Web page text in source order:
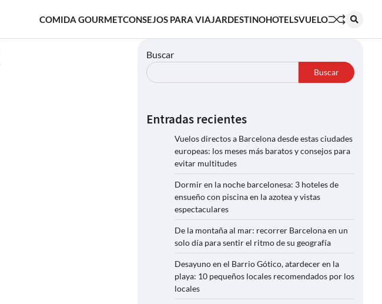
COMIDA GOURMETCONSEJOS PARA VIAJARDESTINOHOTELSVUELO
Buscar
Buscar
Entradas recientes
Vuelos directos a Barcelona desde estas ciudades
europeas: los meses más baratos y consejos para
evitar multitudes
Dormir en la noche barcelonesa: 3 hoteles de
ensueño con piscina en la azotea y vistas
espectaculares
De la montaña al mar: recorrer Barcelona en un
solo día para sentir el ritmo de su geografía
Desayuno en el Barrio Gótico, atardecer en la
playa: 10 pequeños locales recomendados por los
locales